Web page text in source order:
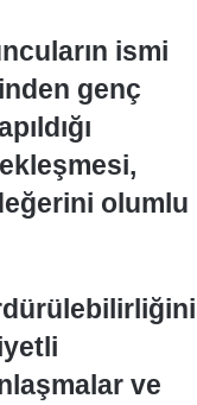
ismi
genç
olumlu
ve